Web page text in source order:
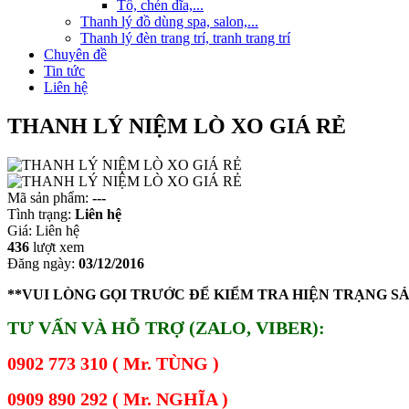
Tô, chén dĩa,...
Thanh lý đồ dùng spa, salon,...
Thanh lý đèn trang trí, tranh trang trí
Chuyên đề
Tin tức
Liên hệ
THANH LÝ NIỆM LÒ XO GIÁ RẺ
Mã sản phẩm: ---
Tình trạng: Liên hệ
Giá: Liên hệ
436 lượt xem
Đăng ngày: 03/12/2016
**VUI LÒNG GỌI TRƯỚC ĐỂ KIỂM TRA HIỆN TRẠNG
TƯ VẤN VÀ HỖ TRỢ (ZALO, VIBER):
0902 773 310 ( Mr. TÙNG )
0909 890 292 ( Mr. NGHĨA )